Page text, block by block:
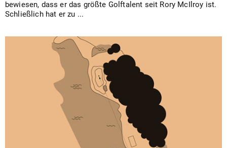
bewiesen, dass er das größte Golftalent seit Rory McIlroy ist.
Schließlich hat er zu ...